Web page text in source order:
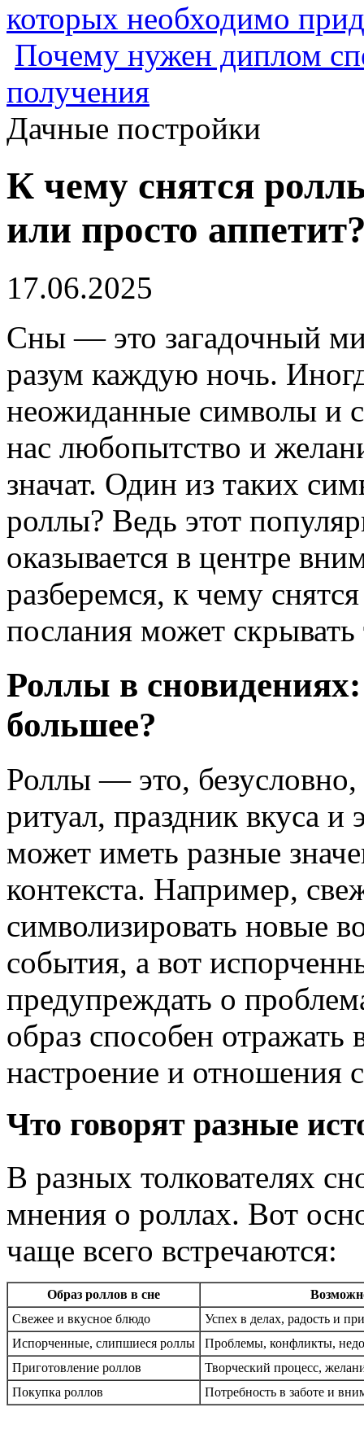
которых необходимо
Почему нужен диплом
получения
Дачные постройки
К чему снятся
или просто
17.06.2025
Сны — это загадочный
разум каждую ночь.
неожиданные символы и
нас любопытство и
значат. Один из таких
роллы? Ведь этот
оказывается в центре
разберемся, к чему
послания может
Роллы в
большее?
Роллы — это,
ритуал, праздник вкуса и
может иметь разные
контекста. Например,
символизировать новые
события, а вот
предупреждать о
образ способен отражать
настроение и
Что говорят разные
В разных толкователях
мнения о роллах. Вот
чаще всего встречаются:
Образ роллов в сне
Свежее и вкусное блюдо
Успех в делах, радость и
Испорченные, слипшиеся роллы
Проблемы, конфликты,
Приготовление роллов
Творческий процесс,
Покупка роллов
Потребность в заботе и